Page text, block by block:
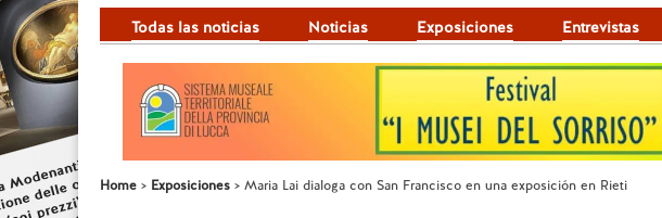
Todas las noticias Noticias Exposiciones Entrevistas
Home Exposiciones Maria Lai dialoga con San Francisco en una exposición en Rieti